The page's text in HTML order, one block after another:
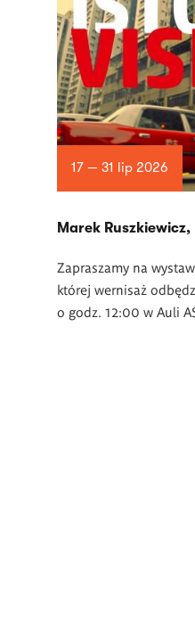
17 — 31 lip 2026
Marek
Zapraszamy na
której wernisaż
o godz. 12:00 w Auli